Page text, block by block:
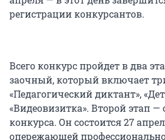
регистрации конкурсантов.
Всего конкурс пройдет в два
заочный, который включает
«Педагогический диктант»,
«Видеовизитка». Второй этап
конкурса. Он состоится 27
опережающей